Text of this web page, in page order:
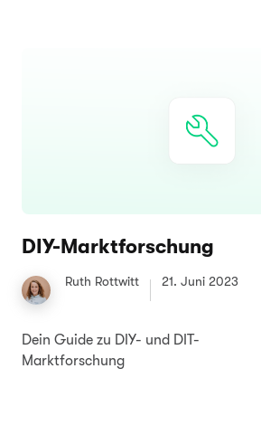
DIY-Marktforschung
Ruth Rottwitt 21. Juni 2023
Dein Guide zu DIY- und DIT-
Marktforschung